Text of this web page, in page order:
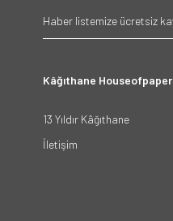
Kâğıthane Houseofpaper
13 Yıldır Kâğıthane
İletişim